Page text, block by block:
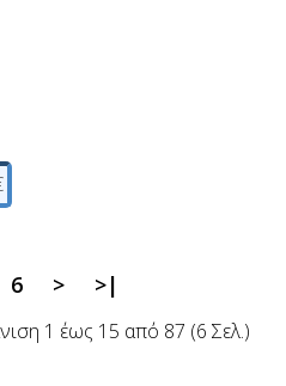
6 > >|
1 έως 15 από 87 (6 Σελ.)